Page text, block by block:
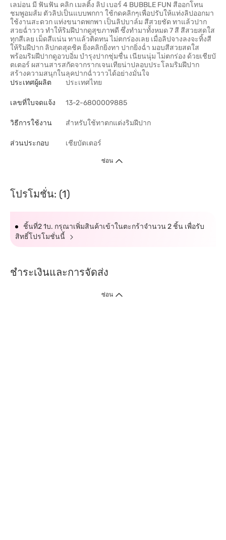
เลม่อน มี ฟันฟัน คลิก เมลติ้ง ลิป เบอร์ 4 BUBBLE FUN สีออกโทน
ชมพูอมส้ม ตัวลิปเป็นแบบพกกา ใช้กดคลิกๆเพื่อปรับให้แท่งลิปออกมา
ใช้งานสะดวก แท่งขนาดพกพา เป็นลิปบาล์ม สีสวยชัด ทาแล้วปาก
สวยฉ่ำวาว ทำให้ริมฝีปากดูสุขภาพดี ซึ่งทำมาทั้งหมด 7 สี สีสวยสดใส
ทุกสีเลย เม็ดสีแน่น ทาแล้วติดทน ไม่ตกร่องเลย เมื่อลิปจางลงจะทิ้งสี
ให้ริมฝีปาก ลิปกดสุดชิค ยิ่งคลิกยิ่งทา ปากยิ่งฉ่ำ มอบสีสวยสดใส
พร้อมริมฝีปากดูอวบอิ่ม บำรุงปากชุ่มชื่น เนียนนุ่ม ไม่ตกร่อง ด้วยเชียบั
ตเตอร์ ผสานสารสกัดจากรากเจนเทียน่าปลอบประโลมริมฝีปาก
สร้างความสนุกในลุคปากฉํ่าวาวได้อย่างมั่นใจ
ประเทศผู้ผลิต
ประเทศไทย
เลขที่ใบจดแจ้ง 13-2-6800009885
วิธีการใช้งาน สำหรับใช้ทาตกแต่งริมฝีปาก
ส่วนประกอบ เชียบัตเตอร์
ซ่อน
โปรโมชั่น: (1)
ชิ้นที่2 1บ. กรุณาเพิ่มสินค้าเข้าในตะกร้าจำนวน 2 ชิ้น เพื่อรับ
สิทธิ์โปรโมชั่นนี้
ชำระเงินและการจัดส่ง
ซ่อน